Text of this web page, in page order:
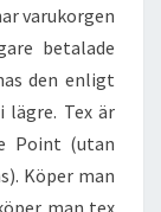
varukorgen
betalade
den enligt
lägre. Tex är
Point (utan
Köper man
man tex